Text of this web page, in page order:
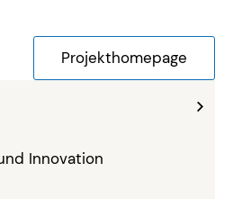
Innovation
Projekthomepage